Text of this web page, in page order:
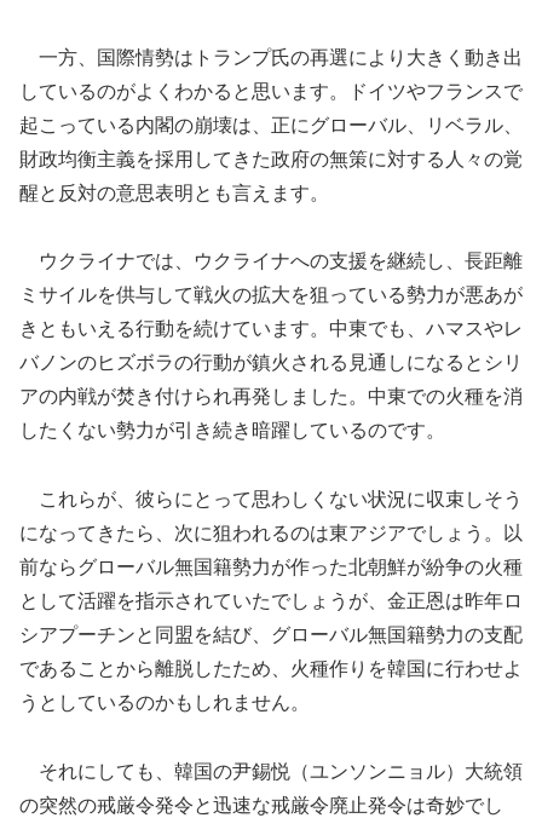
一方、国際情勢はトランプ氏の再選により大きく動き出
しているのがよくわかると思います。ドイツやフランスで
起こっている内閣の崩壊は、正にグローバル、リベラル、
財政均衡主義を採用してきた政府の無策に対する人々の覚
醒と反対の意思表明とも言えます。
ウクライナでは、ウクライナへの支援を継続し、長距離
ミサイルを供与して戦火の拡大を狙っている勢力が悪あが
きともいえる行動を続けています。中東でも、ハマスやレ
バノンのヒズボラの行動が鎮火される見通しになるとシリ
アの内戦が焚き付けられ再発しました。中東での火種を消
したくない勢力が引き続き暗躍しているのです。
これらが、彼らにとって思わしくない状況に収束しそう
になってきたら、次に狙われるのは東アジアでしょう。以
前ならグローバル無国籍勢力が作った北朝鮮が紛争の火種
として活躍を指示されていたでしょうが、金正恩は昨年ロ
シアプーチンと同盟を結び、グローバル無国籍勢力の支配
であることから離脱したため、火種作りを韓国に行わせよ
うとしているのかもしれません。
それにしても、韓国の尹錫悦（ユンソンニョル）大統領
の突然の戒厳令発令と迅速な戒厳令廃止発令は奇妙でし